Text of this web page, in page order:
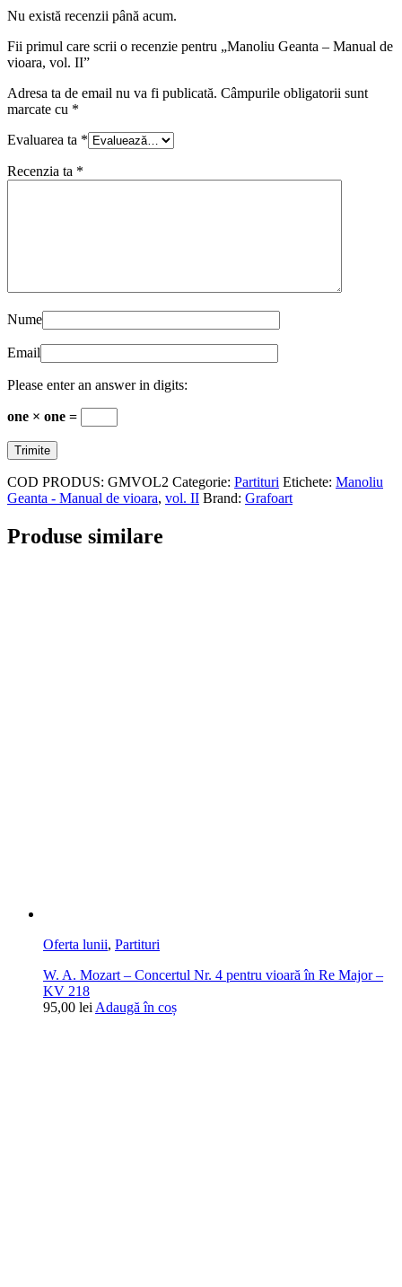
Nu există recenzii până acum.
Fii primul care scrii o recenzie pentru „Manoliu Geanta – Manual de
vioara, vol. II”
Adresa ta de email nu va fi publicată. Câmpurile obligatorii sunt
marcate cu *
Evaluarea ta *
Recenzia ta *
Nume
Email
Please enter an answer in digits:
one × one =
COD PRODUS: GMVOL2 Categorie: Partituri Etichete: Manoliu
Geanta - Manual de vioara, vol. II Brand: Grafoart
Produse similare
Oferta lunii, Partituri
W. A. Mozart – Concertul Nr. 4 pentru vioară în Re Major –
KV 218
95,00 lei Adaugă în coș